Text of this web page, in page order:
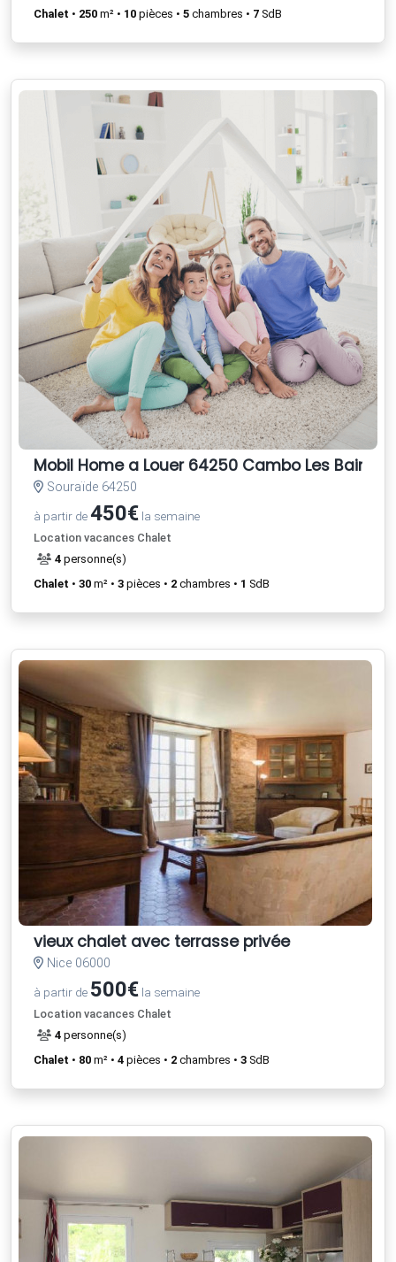
Chalet • 250 m² • 10 pièces • 5 chambres • 7 SdB
Mobil Home a Louer 64250 Cambo Les Bains
Souraïde 64250
à partir de450€ la semaine
Location vacances Chalet
4 personne(s)
Chalet • 30 m² • 3 pièces • 2 chambres • 1 SdB
vieux chalet avec terrasse privée
Nice 06000
à partir de 500€ la semaine
Location vacances Chalet
4 personne(s)
Chalet • 80 m² • 4 pièces • 2 chambres • 3 SdB